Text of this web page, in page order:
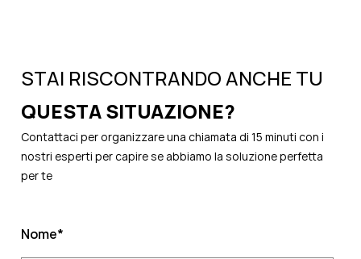
STAI RISCONTRANDO ANCHE TU
QUESTA SITUAZIONE?
Contattaci per organizzare una chiamata di 15 minuti con i
nostri esperti per capire se abbiamo la soluzione perfetta
per te
Nome*